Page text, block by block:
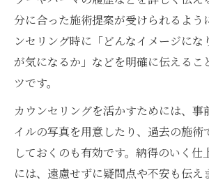
分に合った施術提案が受けられるよう
ンセリング時に「どんなイメージにな
が気になるか」などを明確に伝えるこ
ツです。
カウンセリングを活かすためには、事
イルの写真を用意したり、過去の施術
しておくのも有効です。納得のいく仕
には、遠慮せずに疑問点や不安も伝え